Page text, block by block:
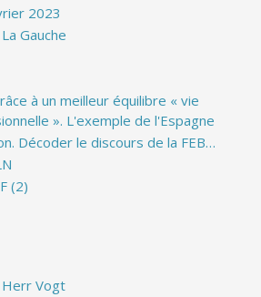
2023
Gauche
à un meilleur équilibre « vie
». L'exemple de l'Espagne
Décoder le discours de la FEB…
(2)
Herr Vogt